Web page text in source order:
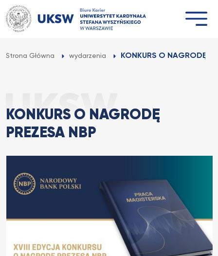
Przejdź
do
treści
Strona Główna wydarzenia KONKURS O NAGRODĘ
KONKURS O NAGRODĘ
PREZESA NBP